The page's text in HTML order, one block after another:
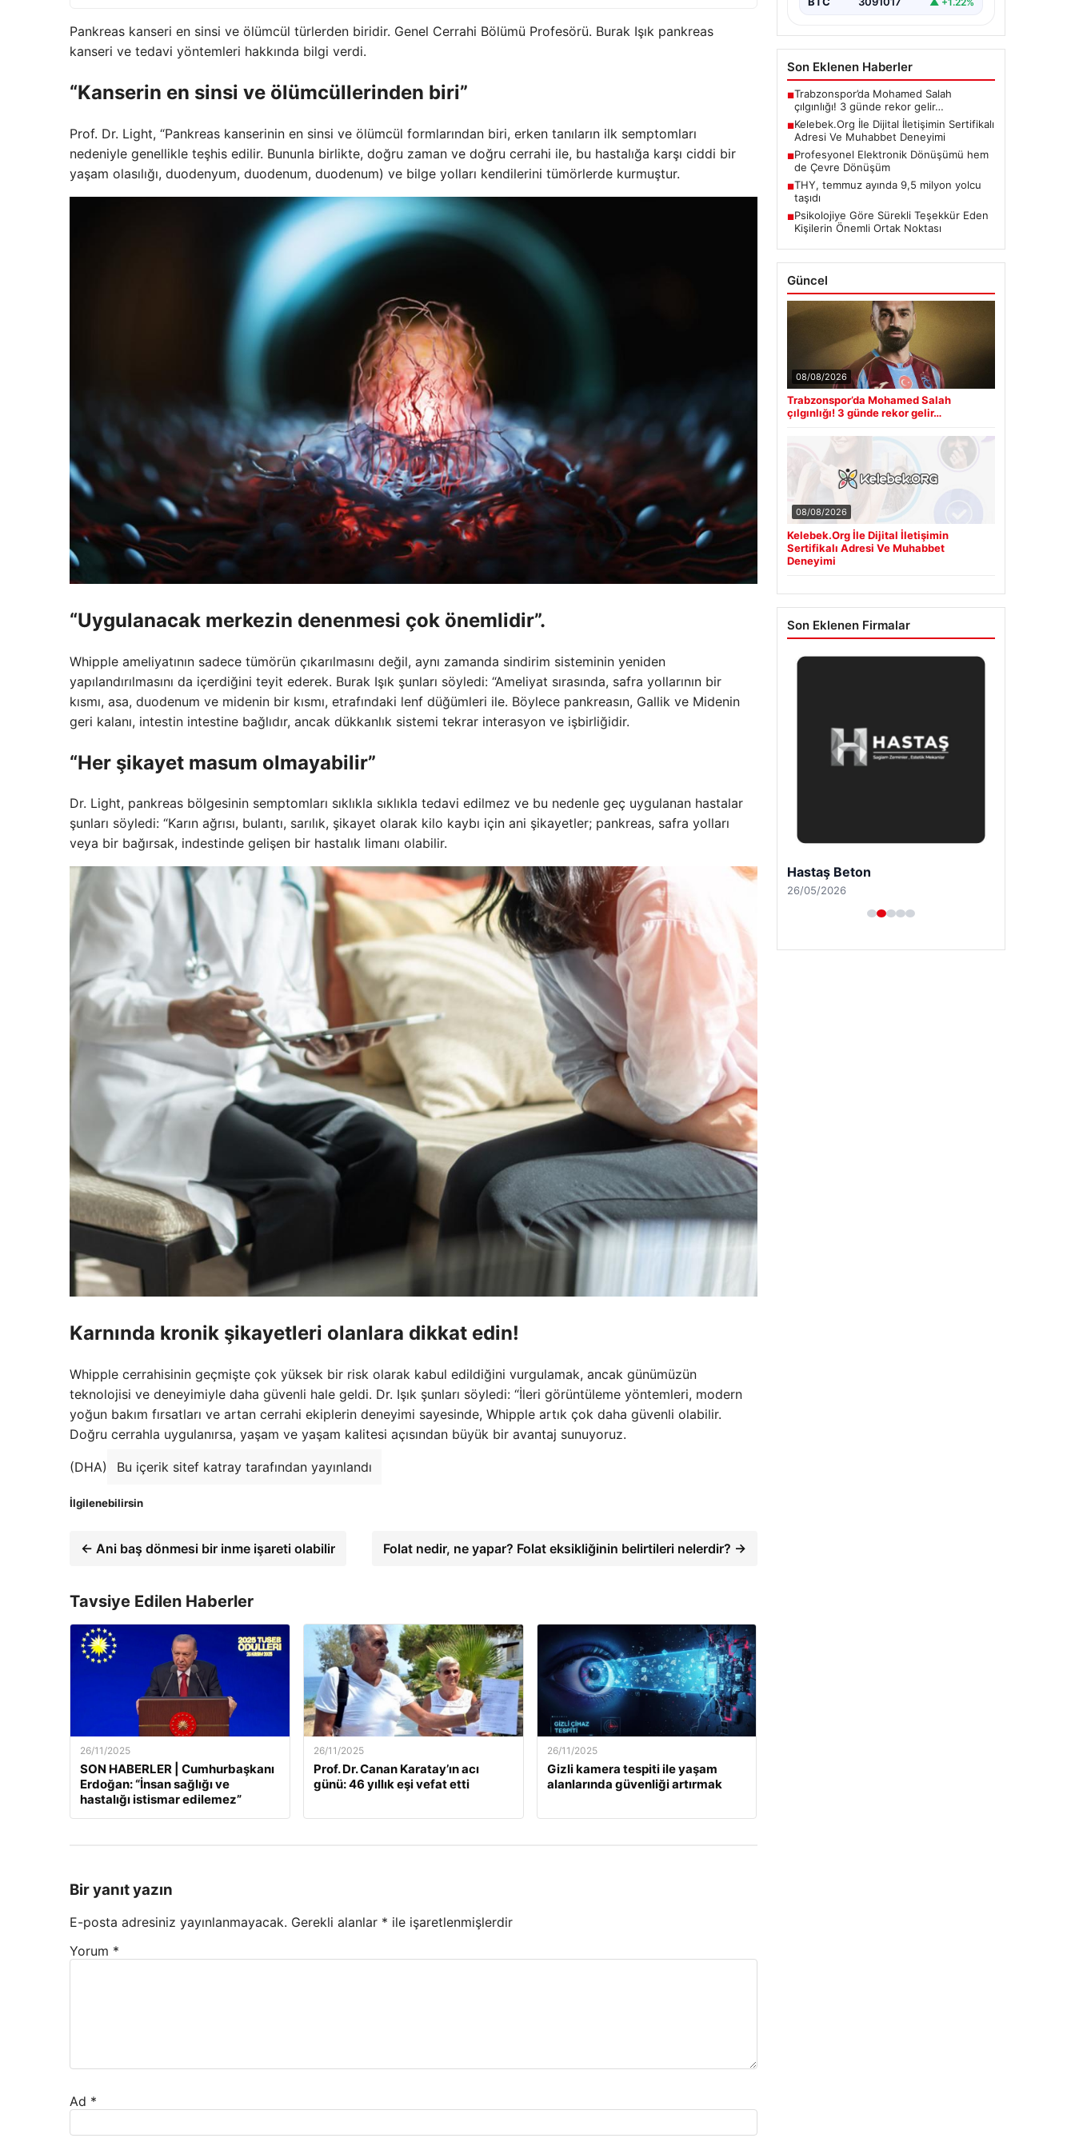
Pankreas kanseri en sinsi ve ölümcül türlerden biridir. Genel Cerrahi Bölümü Profesörü. Burak Işık pankreas
kanseri ve tedavi yöntemleri hakkında bilgi verdi.
“Kanserin en sinsi ve ölümcüllerinden biri”
Prof. Dr. Light, “Pankreas kanserinin en sinsi ve ölümcül formlarından biri, erken tanıların ilk semptomları
nedeniyle genellikle teşhis edilir. Bununla birlikte, doğru zaman ve doğru cerrahi ile, bu hastalığa karşı ciddi bir
yaşam olasılığı, duodenyum, duodenum, duodenum) ve bilge yolları kendilerini tümörlerde kurmuştur.
“Uygulanacak merkezin denenmesi çok önemlidir”.
Whipple ameliyatının sadece tümörün çıkarılmasını değil, aynı zamanda sindirim sisteminin yeniden
yapılandırılmasını da içerdiğini teyit ederek. Burak Işık şunları söyledi: “Ameliyat sırasında, safra yollarının bir
kısmı, asa, duodenum ve midenin bir kısmı, etrafındaki lenf düğümleri ile. Böylece pankreasın, Gallik ve Midenin
geri kalanı, intestin intestine bağlıdır, ancak dükkanlık sistemi tekrar interasyon ve işbirliğidir.
“Her şikayet masum olmayabilir”
Dr. Light, pankreas bölgesinin semptomları sıklıkla sıklıkla tedavi edilmez ve bu nedenle geç uygulanan hastalar
şunları söyledi: “Karın ağrısı, bulantı, sarılık, şikayet olarak kilo kaybı için ani şikayetler; pankreas, safra yolları
veya bir bağırsak, indestinde gelişen bir hastalık limanı olabilir.
Karnında kronik şikayetleri olanlara dikkat edin!
Whipple cerrahisinin geçmişte çok yüksek bir risk olarak kabul edildiğini vurgulamak, ancak günümüzün
teknolojisi ve deneyimiyle daha güvenli hale geldi. Dr. Işık şunları söyledi: “İleri görüntüleme yöntemleri, modern
yoğun bakım fırsatları ve artan cerrahi ekiplerin deneyimi sayesinde, Whipple artık çok daha güvenli olabilir.
Doğru cerrahla uygulanırsa, yaşam ve yaşam kalitesi açısından büyük bir avantaj sunuyoruz.
(DHA) Bu içerik sitef katray tarafından yayınlandı
İlgilenebilirsin
← Ani baş dönmesi bir inme işareti olabilir Folat nedir, ne yapar? Folat eksikliğinin belirtileri nelerdir? →
Tavsiye Edilen Haberler
26/11/2025
SON HABERLER | Cumhurbaşkanı
Erdoğan: “İnsan sağlığı ve
hastalığı istismar edilemez”
26/11/2025
Prof. Dr. Canan Karatay’ın acı
günü: 46 yıllık eşi vefat etti
26/11/2025
Gizli kamera tespiti ile yaşam
alanlarında güvenliği artırmak
Bir yanıt yazın
E-posta adresiniz yayınlanmayacak. Gerekli alanlar * ile işaretlenmişlerdir
Yorum *
Ad *
Son Eklenen Haberler
■Trabzonspor’da Mohamed Salah
çılgınlığı! 3 günde rekor gelir…
■Kelebek.Org İle Dijital İletişimin Sertifikalı
Adresi Ve Muhabbet Deneyimi
■Profesyonel Elektronik Dönüşümü hem
de Çevre Dönüşüm
■THY, temmuz ayında 9,5 milyon yolcu
taşıdı
■Psikolojiye Göre Sürekli Teşekkür Eden
Kişilerin Önemli Ortak Noktası
Güncel
08/08/2026
Trabzonspor’da Mohamed Salah
çılgınlığı! 3 günde rekor gelir…
08/08/2026
Kelebek.Org İle Dijital İletişimin
Sertifikalı Adresi Ve Muhabbet
Deneyimi
Son Eklenen Firmalar
Hastaş Beton
26/05/2026